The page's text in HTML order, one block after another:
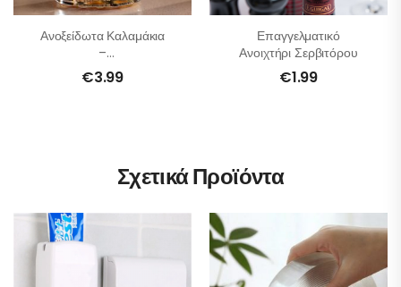
Ανοξείδωτα Καλαμάκια
–
Επαναχρησιμοποιούμενα
– Σετ 10 Τμχ
€3.99
Επαγγελματικό
Ανοιχτήρι Σερβιτόρου
€1.99
Σχετικά Προϊόντα